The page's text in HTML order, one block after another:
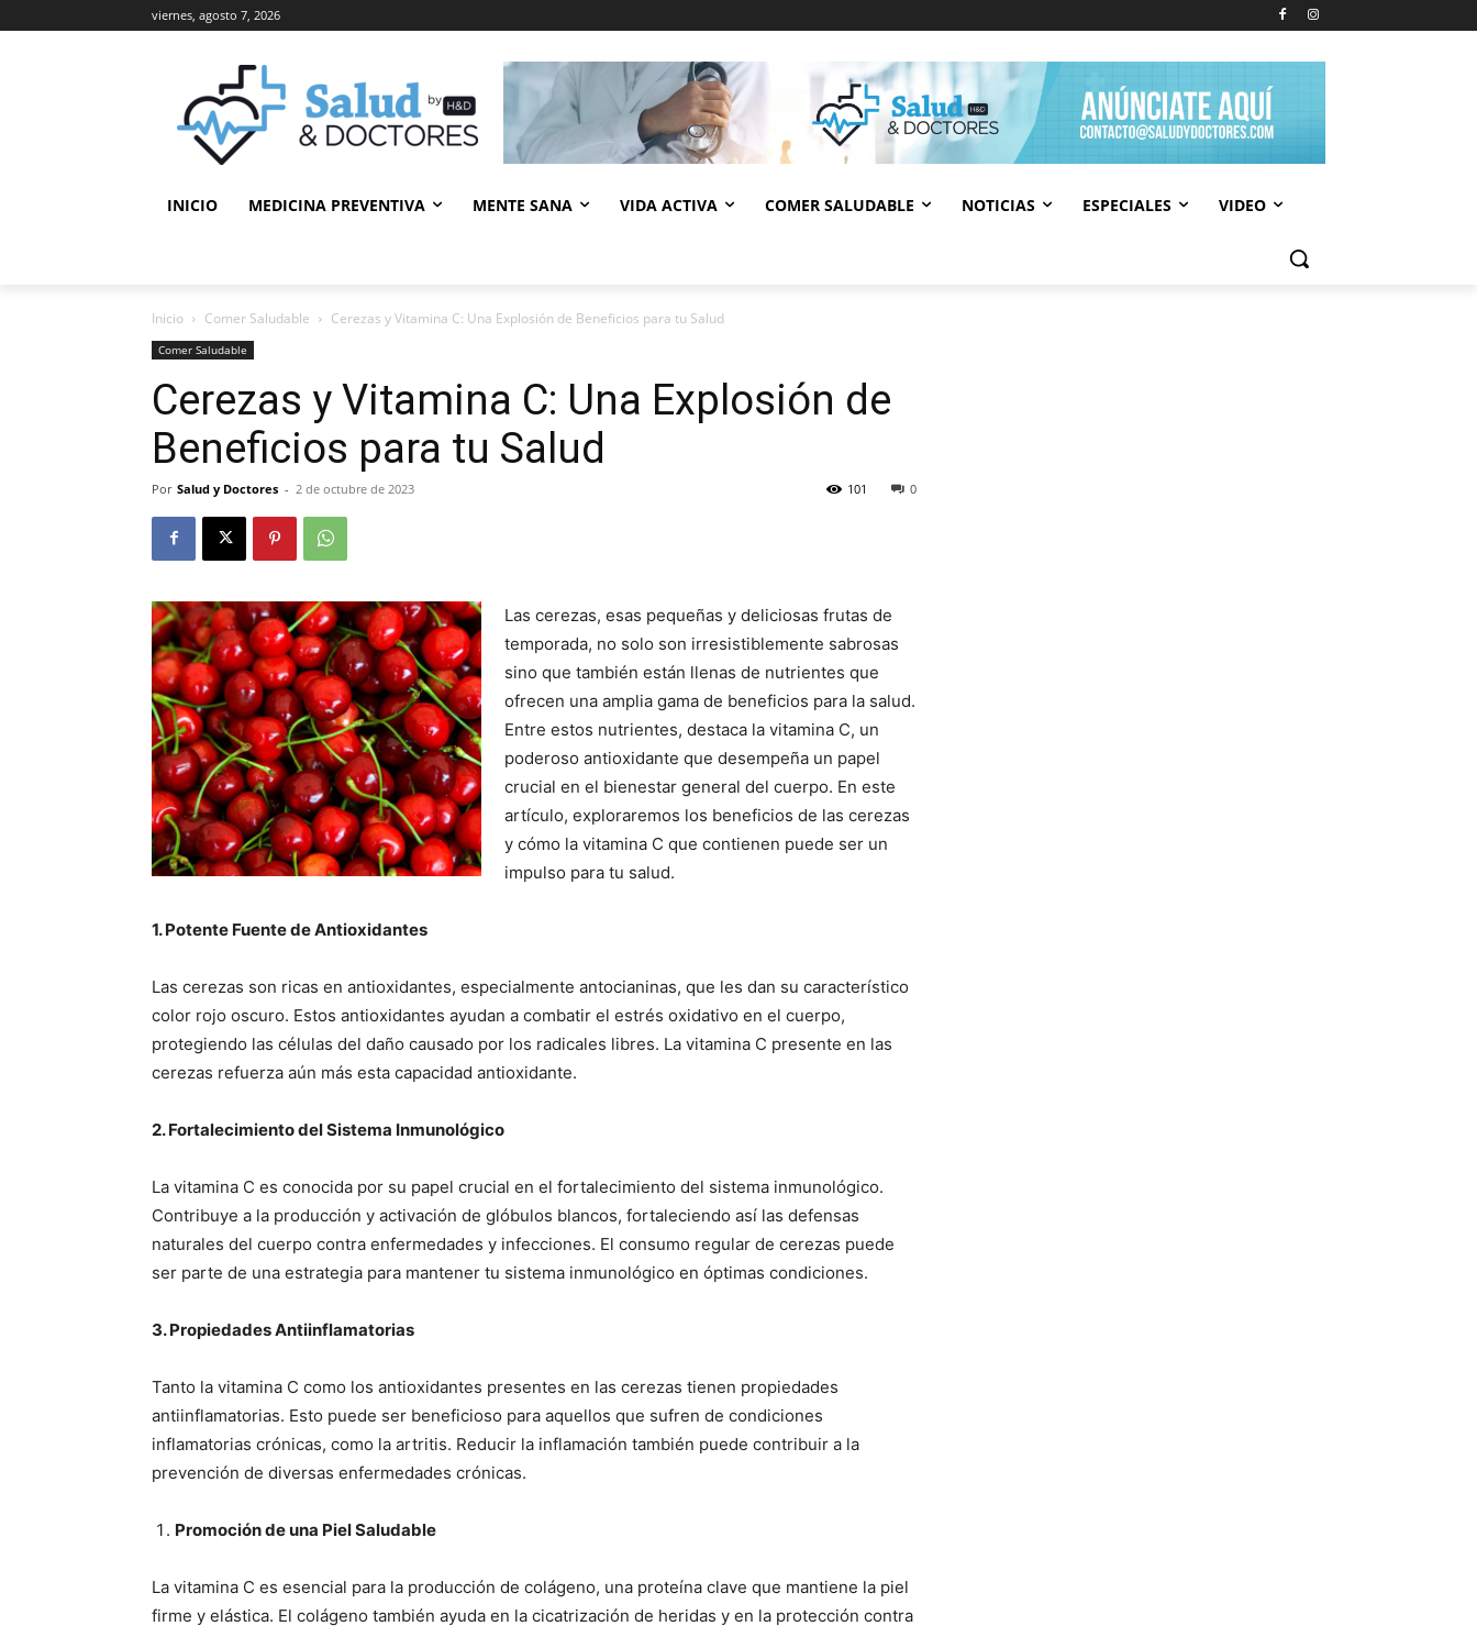
viernes, agosto 7, 2026
INICIO MEDICINA PREVENTIVA MENTE SANA VIDA ACTIVA COMER SALUDABLE NOTICIAS ESPECIALES VIDEO
Inicio Comer Saludable Cerezas y Vitamina C: Una Explosión de Beneficios para tu Salud
Comer Saludable
Cerezas y Vitamina C: Una Explosión de
Beneficios para tu Salud
Por Salud y Doctores - 2 de octubre de 2023 0
101
Las cerezas, esas pequeñas y deliciosas frutas de
temporada, no solo son irresistiblemente sabrosas
sino que también están llenas de nutrientes que
ofrecen una amplia gama de beneficios para la salud.
Entre estos nutrientes, destaca la vitamina C, un
poderoso antioxidante que desempeña un papel
crucial en el bienestar general del cuerpo. En este
artículo, exploraremos los beneficios de las cerezas
y cómo la vitamina C que contienen puede ser un
impulso para tu salud.
1. Potente Fuente de Antioxidantes
Las cerezas son ricas en antioxidantes, especialmente antocianinas, que les dan su característico
color rojo oscuro. Estos antioxidantes ayudan a combatir el estrés oxidativo en el cuerpo,
protegiendo las células del daño causado por los radicales libres. La vitamina C presente en las
cerezas refuerza aún más esta capacidad antioxidante.
2. Fortalecimiento del Sistema Inmunológico
La vitamina C es conocida por su papel crucial en el fortalecimiento del sistema inmunológico.
Contribuye a la producción y activación de glóbulos blancos, fortaleciendo así las defensas
naturales del cuerpo contra enfermedades y infecciones. El consumo regular de cerezas puede
ser parte de una estrategia para mantener tu sistema inmunológico en óptimas condiciones.
3. Propiedades Antiinflamatorias
Tanto la vitamina C como los antioxidantes presentes en las cerezas tienen propiedades
antiinflamatorias. Esto puede ser beneficioso para aquellos que sufren de condiciones
inflamatorias crónicas, como la artritis. Reducir la inflamación también puede contribuir a la
prevención de diversas enfermedades crónicas.
Promoción de una Piel Saludable
La vitamina C es esencial para la producción de colágeno, una proteína clave que mantiene la piel
firme y elástica. El colágeno también ayuda en la cicatrización de heridas y en la protección contra